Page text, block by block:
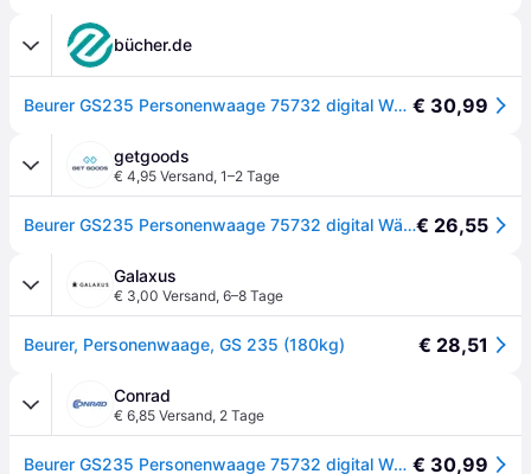
bücher.de
Beurer GS235 Personenwaage 75732 digital Wägebereich (max.)=150kg Schwarz € 30,99
getgoods
€ 4,95 Versand, 1–2 Tage
Beurer GS235 Personenwaage 75732 digital Wägebereich (max.)=150 kg Schwarz€ 26,55
Galaxus
€ 3,00 Versand, 6–8 Tage
Beurer, Personenwaage, GS 235 (180kg) € 28,51
Conrad
€ 6,85 Versand, 2 Tage
Beurer GS235 Personenwaage 75732 digital Wägebereich (max.)=150 kg Schwarz - [Schwarz] € 30,99